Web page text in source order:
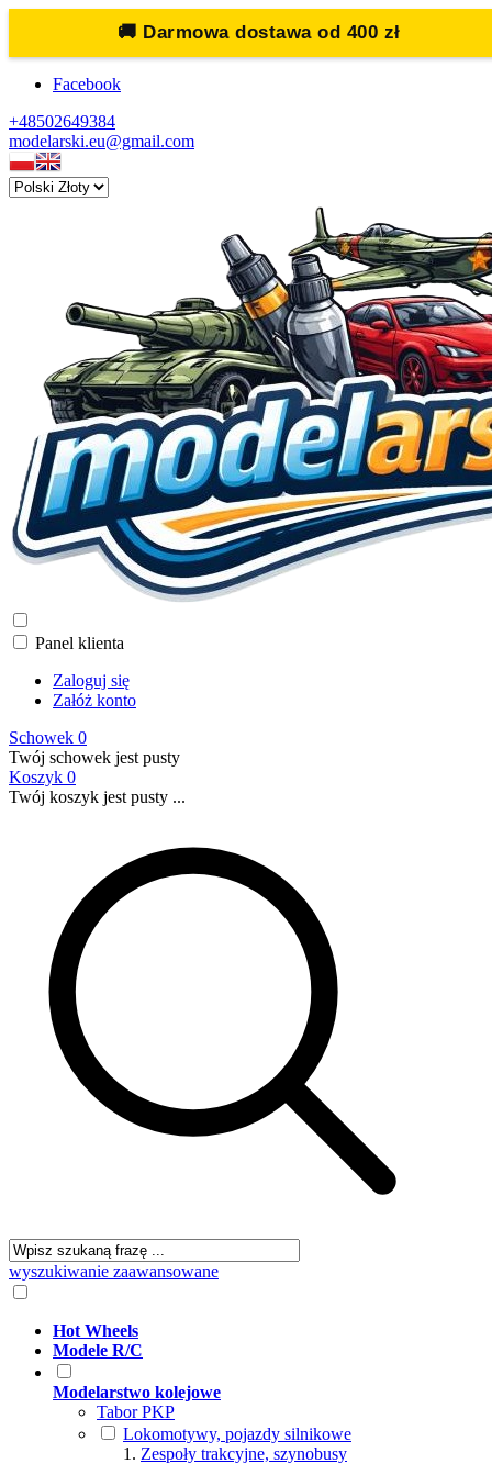
🚚 Darmowa dostawa od 400 zł
Facebook
+48502649384
modelarski.eu@gmail.com
Panel klienta
Zaloguj się
Załóż konto
Schowek 0
Twój schowek jest pusty
Koszyk 0
Twój koszyk jest pusty ...
wyszukiwanie zaawansowane
Hot Wheels
Modele R/C
Modelarstwo kolejowe
Tabor PKP
Lokomotywy, pojazdy silnikowe
Zespoły trakcyjne, szynobusy